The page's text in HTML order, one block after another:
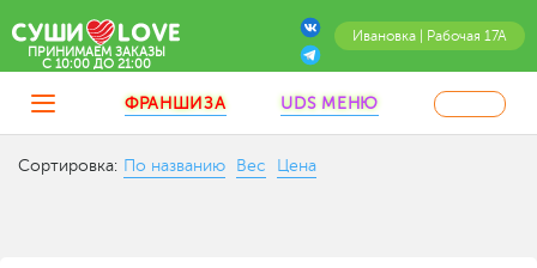
Ивановка | Рабочая 17А
ПРИНИМАЕМ ЗАКАЗЫ
C 10:00 ДО 21:00
ФРАНШИЗА UDS МЕНЮ
Сортировка: По названию Вес Цена